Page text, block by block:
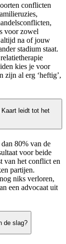
conflicten
voor zowel
na of jouw
stadium staat.
kies je voor
zijn al erg ‘heftig’,
leidt tot het
80% van de
voor beide
van het conflict en
partijen.
niks verloren,
een advocaat uit
de slag?